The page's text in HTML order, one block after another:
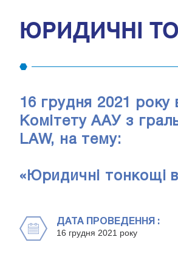
ЮРИДИЧНІ
16 грудня 2021 року
Комітету ААУ з
LAW, на тему:
«Юридичні тонкощі
ДАТА ПРОВЕДЕННЯ :
16 грудня 2021 року